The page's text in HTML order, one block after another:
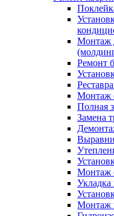
Монтаж
Ремонт
Монтаж
Полная
Замена
Монтаж
Монтаж